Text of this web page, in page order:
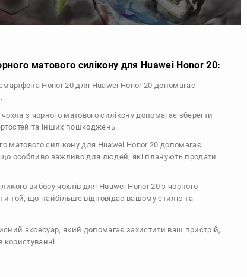
матового силікону для Huawei Honor 20:
Honor 20 для Huawei Honor 20 допомагає
з чорного матового силікону допомагає зберегти
та інших пошкоджень.
матового силікону для Huawei Honor 20 допомагає
що особливо важливо для людей, які планують продати
вибору чохлів для Huawei Honor 20 з чорного
той, що найбільше відповідає вашому стилю та
аксесуар, який допомагає захистити ваш пристрій,
користуванні.